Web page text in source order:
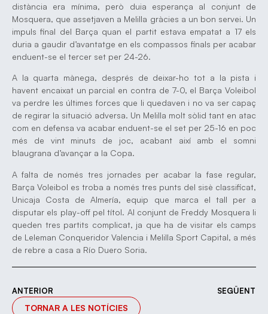
distància era mínima, però duia esperança al conjunt de
Mosquera, que assetjaven a Melilla gràcies a un bon servei. Un
impuls final del Barça quan el partit estava empatat a 17 els
duria a gaudir d’avantatge en els compassos finals per acabar
enduent-se el tercer set per 24-26.
A la quarta mànega, després de deixar-ho tot a la pista i
havent encaixat un parcial en contra de 7-0, el Barça Voleibol
va perdre les últimes forces que li quedaven i no va ser capaç
de regirar la situació adversa. Un Melilla molt sòlid tant en atac
com en defensa va acabar enduent-se el set per 25-16 en poc
més de vint minuts de joc, acabant així amb el somni
blaugrana d’avançar a la Copa.
A falta de només tres jornades per acabar la fase regular,
Barça Voleibol es troba a només tres punts del sisè classificat,
Unicaja Costa de Almería, equip que marca el tall per a
disputar els play-off pel títol. Al conjunt de Freddy Mosquera li
queden tres partits complicat, ja que ha de visitar els camps
de Leleman Conqueridor Valencia i Melilla Sport Capital, a més
de rebre a casa a Río Duero Soria.
ANTERIOR SEGÜENT
TORNAR A LES NOTÍCIES